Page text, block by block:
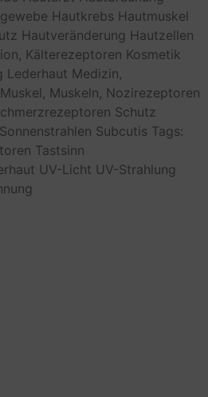
Hautkrebs Hautmuskel
Hautveränderung Hautzellen
Kälterezeptoren Kosmetik
Lederhaut Medizin,
Muskel, Muskeln, Nozirezeptoren
Schutz
Sonnenstrahlen Subcutis Tags:
Tastsinn
UV-Licht UV-Strahlung